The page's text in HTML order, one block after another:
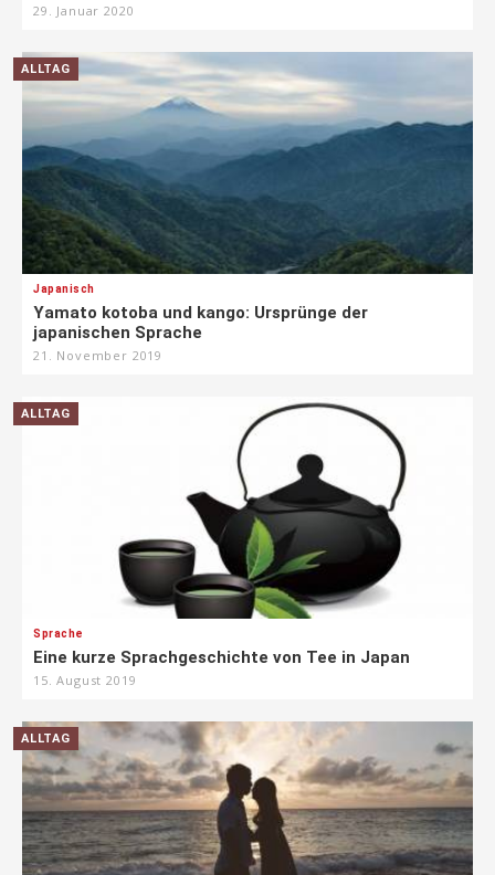
29. Januar 2020
ALLTAG
Japanisch
Yamato kotoba und kango: Ursprünge der
japanischen Sprache
21. November 2019
ALLTAG
Sprache
Eine kurze Sprachgeschichte von Tee in Japan
15. August 2019
ALLTAG